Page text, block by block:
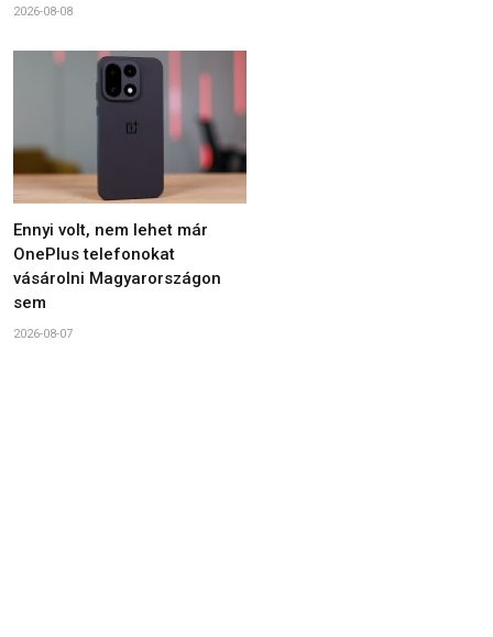
2026-08-08
Ennyi volt, nem lehet már
OnePlus telefonokat
vásárolni Magyarországon
sem
2026-08-07